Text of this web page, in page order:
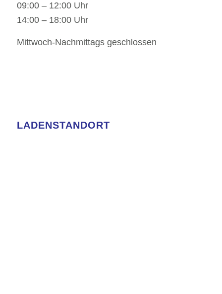
09:00 – 12:00 Uhr
14:00 – 18:00 Uhr
Mittwoch-Nachmittags geschlossen
LADENSTANDORT